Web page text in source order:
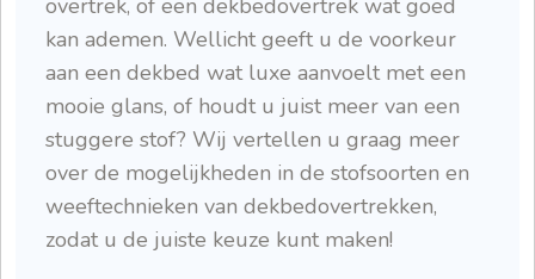
kan ademen. Wellicht geeft u de voorkeur
aan een dekbed wat luxe aanvoelt met een
mooie glans, of houdt u juist meer van een
stuggere stof? Wij vertellen u graag meer
over de mogelijkheden in de stofsoorten en
weeftechnieken van dekbedovertrekken,
zodat u de juiste keuze kunt maken!